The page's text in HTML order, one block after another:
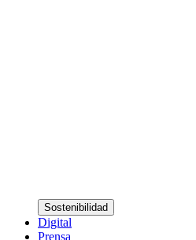
Sostenibilidad
Digital
Prensa